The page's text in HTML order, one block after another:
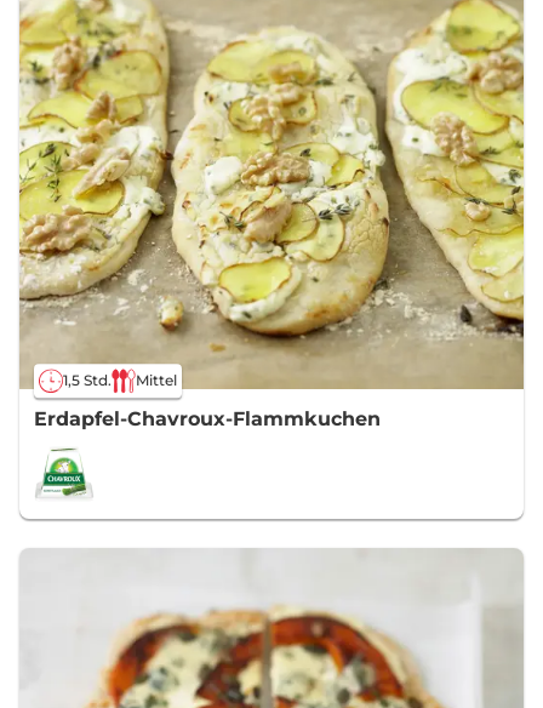
1,5 Std. Mittel
Erdapfel-Chavroux-Flammkuchen